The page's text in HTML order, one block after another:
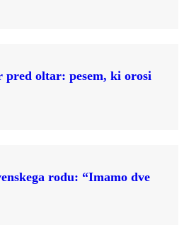
pred oltar: pesem, ki orosi
rodu: “Imamo dve